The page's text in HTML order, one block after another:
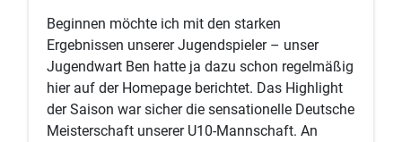
Beginnen möchte ich mit den starken
Ergebnissen unserer Jugendspieler – unser
Jugendwart Ben hatte ja dazu schon regelmäßig
hier auf der Homepage berichtet. Das Highlight
der Saison war sicher die sensationelle Deutsche
Meisterschaft unserer U10-Mannschaft. An